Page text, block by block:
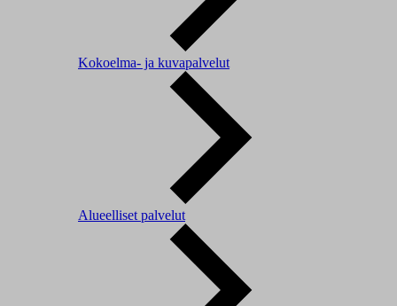
Kokoelma- ja kuvapalvelut
Alueelliset palvelut